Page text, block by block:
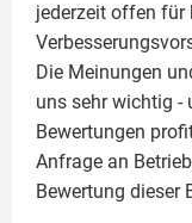
jederzeit offen für
Die Meinungen
uns sehr wichtig -
Bewertungen
Anfrage an
Bewertung dieser